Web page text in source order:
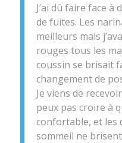
J’ai dû faire face
de fuites. Les
meilleurs mais
rouges tous les
coussin se brisait
changement de
Je viens de
peux pas croire à
confortable, et les
sommeil ne